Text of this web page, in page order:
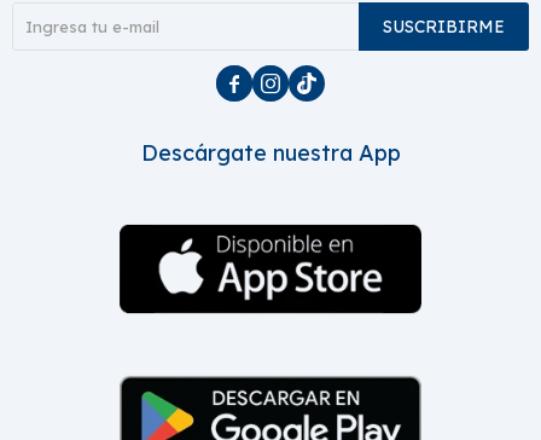
SUSCRIBIRME
  
Descárgate nuestra App